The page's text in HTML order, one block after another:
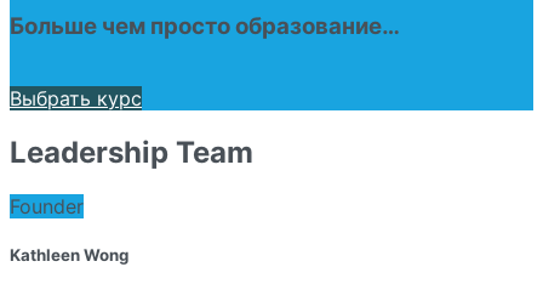
Больше чем просто образование…
Выбрать курс
Leadership Team
Founder
Kathleen Wong